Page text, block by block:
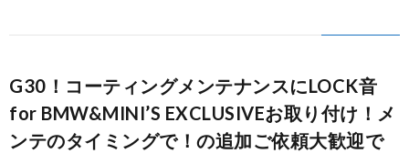
G30！コーティングメンテナンスにLOCK音
for BMW&MINI’S EXCLUSIVEお取り付け！メ
ンテのタイミングで！の追加ご依頼大歓迎で